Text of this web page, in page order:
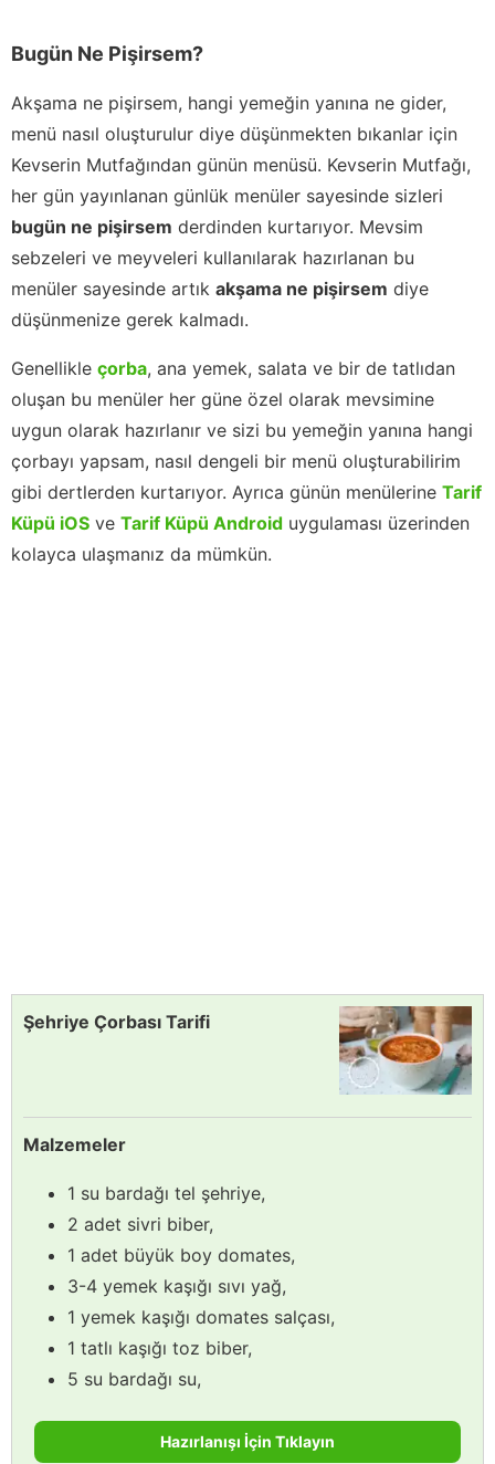
Bugün Ne Pişirsem?
Akşama ne pişirsem, hangi yemeğin yanına ne gider,
menü nasıl oluşturulur diye düşünmekten bıkanlar için
Kevserin Mutfağından günün menüsü. Kevserin Mutfağı,
her gün yayınlanan günlük menüler sayesinde sizleri
bugün ne pişirsem derdinden kurtarıyor. Mevsim
sebzeleri ve meyveleri kullanılarak hazırlanan bu
menüler sayesinde artık akşama ne pişirsem diye
düşünmenize gerek kalmadı.
Genellikle çorba, ana yemek, salata ve bir de tatlıdan
oluşan bu menüler her güne özel olarak mevsimine
uygun olarak hazırlanır ve sizi bu yemeğin yanına hangi
çorbayı yapsam, nasıl dengeli bir menü oluşturabilirim
gibi dertlerden kurtarıyor. Ayrıca günün menülerine Tarif
Küpü iOS ve Tarif Küpü Android uygulaması üzerinden
kolayca ulaşmanız da mümkün.
Şehriye Çorbası Tarifi
Malzemeler
1 su bardağı tel şehriye,
2 adet sivri biber,
1 adet büyük boy domates,
3-4 yemek kaşığı sıvı yağ,
1 yemek kaşığı domates salçası,
1 tatlı kaşığı toz biber,
5 su bardağı su,
Hazırlanışı İçin Tıklayın